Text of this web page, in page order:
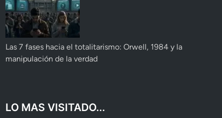
Las 7 fases hacia el totalitarismo: Orwell, 1984 y la
manipulación de la verdad
LO MAS VISITADO...